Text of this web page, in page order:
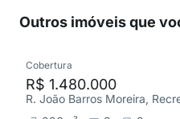
Outros imóveis que
Cobertura
R$ 1.480.000